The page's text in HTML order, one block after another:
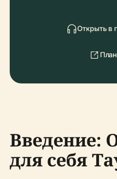
Открыть в
Введение:
для себя